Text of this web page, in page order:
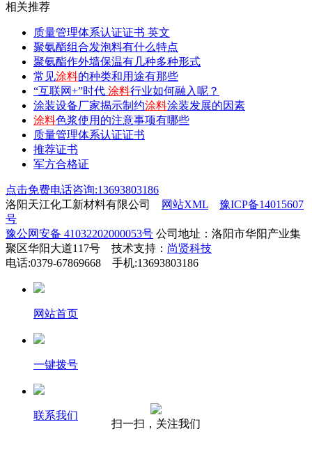
相关推荐
质量管理体系认证证书 英文
聚氨酯组合发泡料有什么特点
聚氨酯作外墙保温有几种多种形式
常见涂料的种类和用途有那些
“互联网+”时代 涂料行业如何融入呢？
涂装设备厂家揭示制约涂料涂装发展的因素
涂料色浆使用的注意事项有哪些
质量管理体系认证证书
推荐证书
军方合格证
点击免费电话咨询:13693803186
洛阳天江化工新材料有限公司
网站XML
豫ICP备14015607
号
豫公网安备 41032202000053号 公司地址：洛阳市华阳产业集
聚区华阳大道117号 技术支持： 尚贤科技
电话:0379-67869668 手机:13693803186
网站首页
一键拨号
联系我们
扫一扫，关注我们